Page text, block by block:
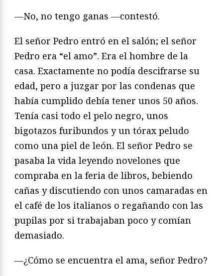
—No, no tengo ganas —contestó.
El señor Pedro entró en el salón; el señor
Pedro era “el amo”. Era el hombre de la
casa. Exactamente no podía descifrarse su
edad, pero a juzgar por las condenas que
había cumplido debía tener unos 50 años.
Tenía casi todo el pelo negro, unos
bigotazos furibundos y un tórax peludo
como una piel de león. El señor Pedro se
pasaba la vida leyendo novelones que
compraba en la feria de libros, bebiendo
cañas y discutiendo con unos camaradas en
el café de los italianos o regañando con las
pupilas por si trabajaban poco y comían
demasiado.
—¿Cómo se encuentra el ama, señor Pedro?